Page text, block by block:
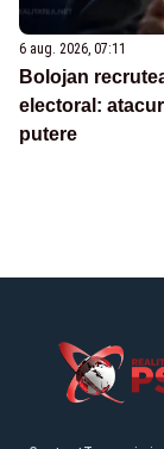
6 aug. 2026, 07:11
Bolojan
electoral:
putere